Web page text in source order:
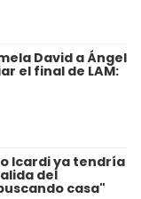
David a Ángel
el final de LAM:
Icardi ya tendría
del
casa"